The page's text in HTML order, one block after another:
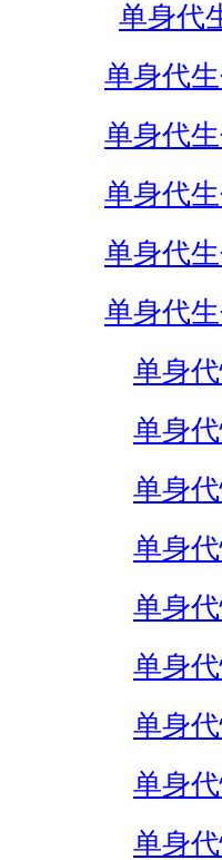
单身代
单身代
单身代
单身代
单身代
单身代
单身
单身
单身
单身
单身
单身
单身
单身
单身